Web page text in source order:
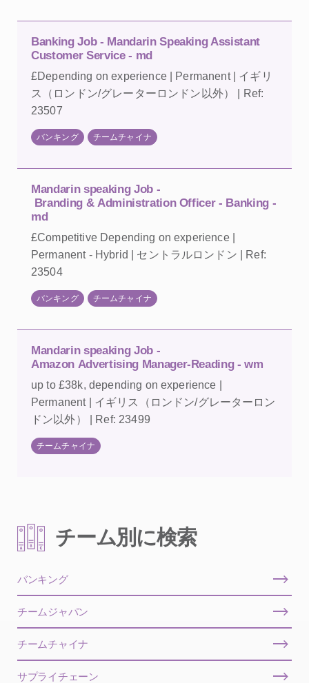
Banking Job - Mandarin Speaking Assistant
Customer Service - md
£Depending on experience | Permanent | イギリ
ス（ロンドン/グレーターロンドン以外） | Ref:
23507
バンキング チームチャイナ
Mandarin speaking Job -
Branding & Administration Officer - Banking -
md
£Competitive Depending on experience |
Permanent - Hybrid | セントラルロンドン | Ref:
23504
バンキング チームチャイナ
Mandarin speaking Job -
Amazon Advertising Manager-Reading - wm
up to £38k, depending on experience |
Permanent | イギリス（ロンドン/グレーターロン
ドン以外） | Ref: 23499
チームチャイナ
チーム別に検索
バンキング
チームジャパン
チームチャイナ
サプライチェーン